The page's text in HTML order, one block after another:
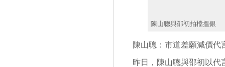
陳山聰與邵初拍檔搵銀
陳山聰：市道差願減價代
昨日，陳山聰與邵初以代